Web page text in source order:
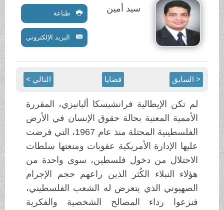
سيد أمين طباعة
البريد الإلكتروني
< السابق قضايا التالي >
لم تكن الإيطالية فرانشيسكا ألبانيزي، المقررة
الأممية المعنية بحالة حقوق الإنسان في الأرض
الفلسطينية المحتلة منذ عام 1967، التي فرضت
عليها الإدارة الأمريكية عقوبات ومنعتها سلطات
الاحتلال من دخول فلسطين، سوى واحدة من
هؤلاء النبلاء الكُثر الذين راعهم حجم الإجرام
الصهيوني الذي يتعرض له الشعب الفلسطيني،
فنزعوا رداء المصالح الشخصية والفكرية